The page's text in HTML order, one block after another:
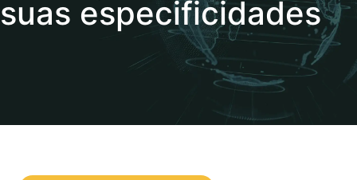
suas especificidades